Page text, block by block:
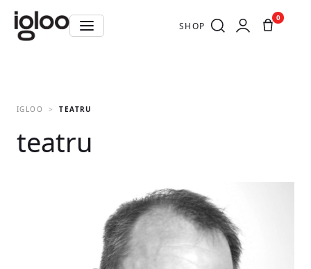
SHOP
0
IGLOO TEATRU
teatru